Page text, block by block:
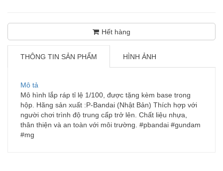
Hết hàng
THÔNG TIN SẢN PHẨM HÌNH ẢNH
Mô tả
Mô hình lắp ráp tỉ lệ 1/100, được tặng kèm base trong
hộp. Hãng sản xuất :P-Bandai (Nhật Bản) Thích hợp với
người chơi trình độ trung cấp trở lên. Chất liệu nhựa,
thân thiện và an toàn với môi trường. #pbandai #gundam
#mg